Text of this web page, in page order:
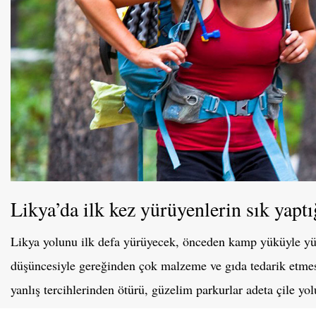
Likya’da ilk kez yürüyenlerin sık
Likya yolunu ilk defa yürüyecek, önceden kamp yüküyle
düşüncesiyle gereğinden çok malzeme ve gıda tedarik
yanlış tercihlerinden ötürü, güzelim parkurlar adeta çile